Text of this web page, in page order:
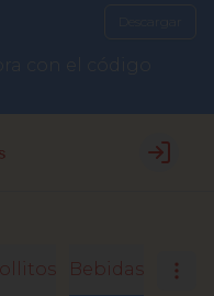
con el código
Login
Bebidas